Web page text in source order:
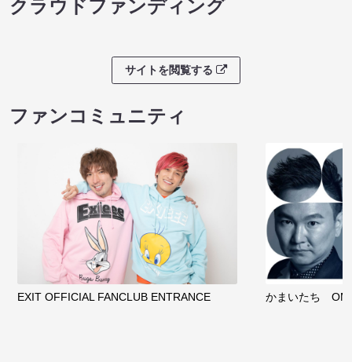
クラウドファンディング
サイトを閲覧する
ファンコミュニティ
EXIT OFFICIAL FANCLUB ENTRANCE かまいたち